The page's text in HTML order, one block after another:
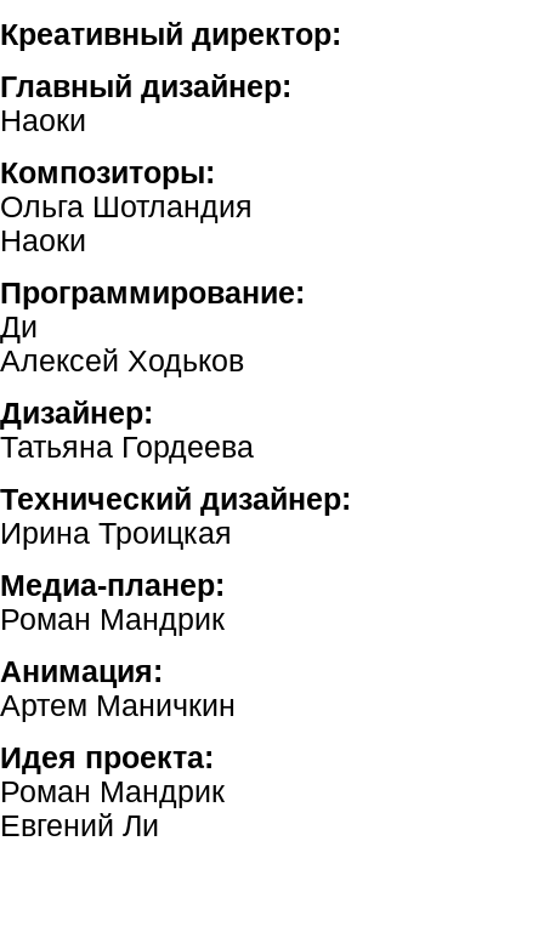
Креативный директор:
Главный дизайнер:
Наоки
Композиторы:
Ольга Шотландия
Наоки
Программирование:
Ди
Алексей Ходьков
Дизайнер:
Татьяна Гордеева
Технический дизайнер:
Ирина Троицкая
Медиа-планер:
Роман Мандрик
Анимация:
Артем Маничкин
Идея проекта:
Роман Мандрик
Евгений Ли